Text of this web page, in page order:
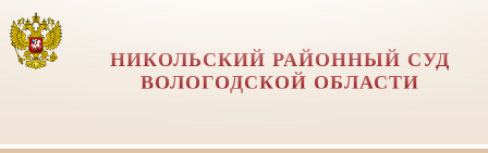
НИКОЛЬСКИЙ РАЙОННЫЙ СУД
ВОЛОГОДСКОЙ ОБЛАСТИ